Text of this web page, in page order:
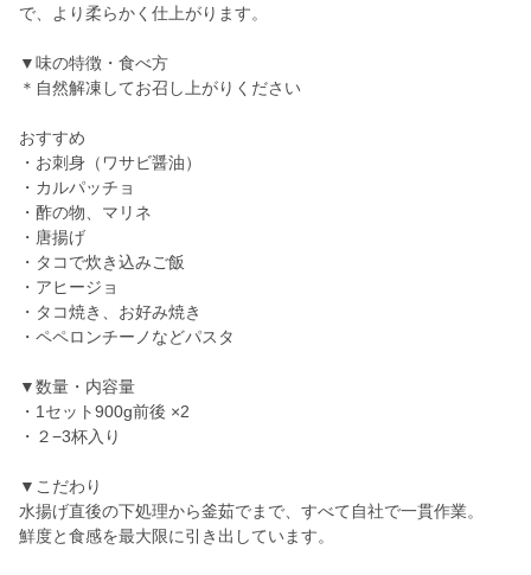
で、より柔らかく仕上がります。
▼味の特徴・食べ方
＊自然解凍してお召し上がりください
おすすめ
・お刺身（ワサビ醤油）
・カルパッチョ
・酢の物、マリネ
・唐揚げ
・タコで炊き込みご飯
・アヒージョ
・タコ焼き、お好み焼き
・ペペロンチーノなどパスタ
▼数量・内容量
・1セット900g前後 ×2
・２−3杯入り
▼こだわり
水揚げ直後の下処理から釜茹でまで、すべて自社で一貫作業。
鮮度と食感を最大限に引き出しています。